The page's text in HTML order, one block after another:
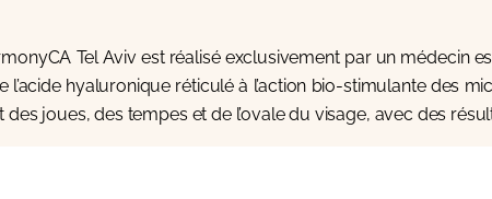
Tel Aviv est réalisé exclusivement par un médecin
l’acide hyaluronique réticulé à l’action bio-stimulante des
joues, des tempes et de l’ovale du visage, avec des